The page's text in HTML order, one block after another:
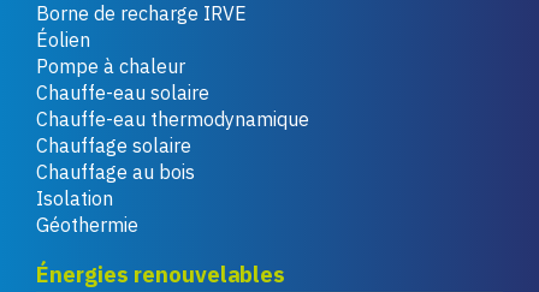
Borne de recharge IRVE
Éolien
Pompe à chaleur
Chauffe-eau solaire
Chauffe-eau thermodynamique
Chauffage solaire
Chauffage au bois
Isolation
Géothermie
Énergies renouvelables